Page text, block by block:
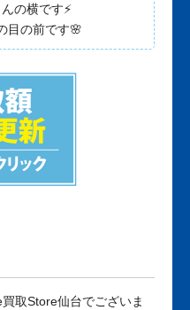
の横です⚡️
目の前です🌸
取Store仙台でございま